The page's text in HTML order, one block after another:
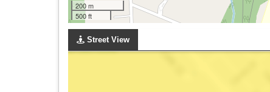
200 m
500 ft
Street View